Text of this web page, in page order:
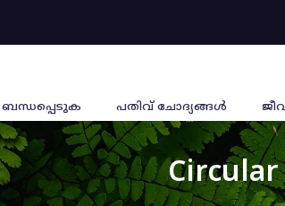
ബന്ധപ്പെടുക പതിവ് ചോദ്യങ്ങൾ
Circular